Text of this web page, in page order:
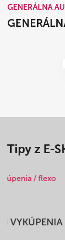
GENERÁLNA
Tipy z E-
VYKÚPENIA